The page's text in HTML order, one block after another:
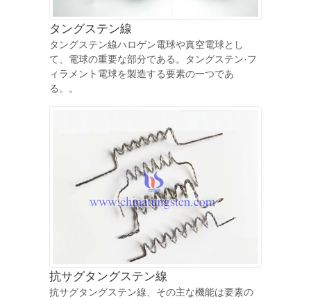
タングステン線
タングステン線ハロゲン電球や真空電球とし
て、電球の重要な部分である。タングステン·フ
ィラメント電球を製造する要素の一つであ
る。。
抗サグタングステン線
抗サグタングステン線、その主な機能は要素の